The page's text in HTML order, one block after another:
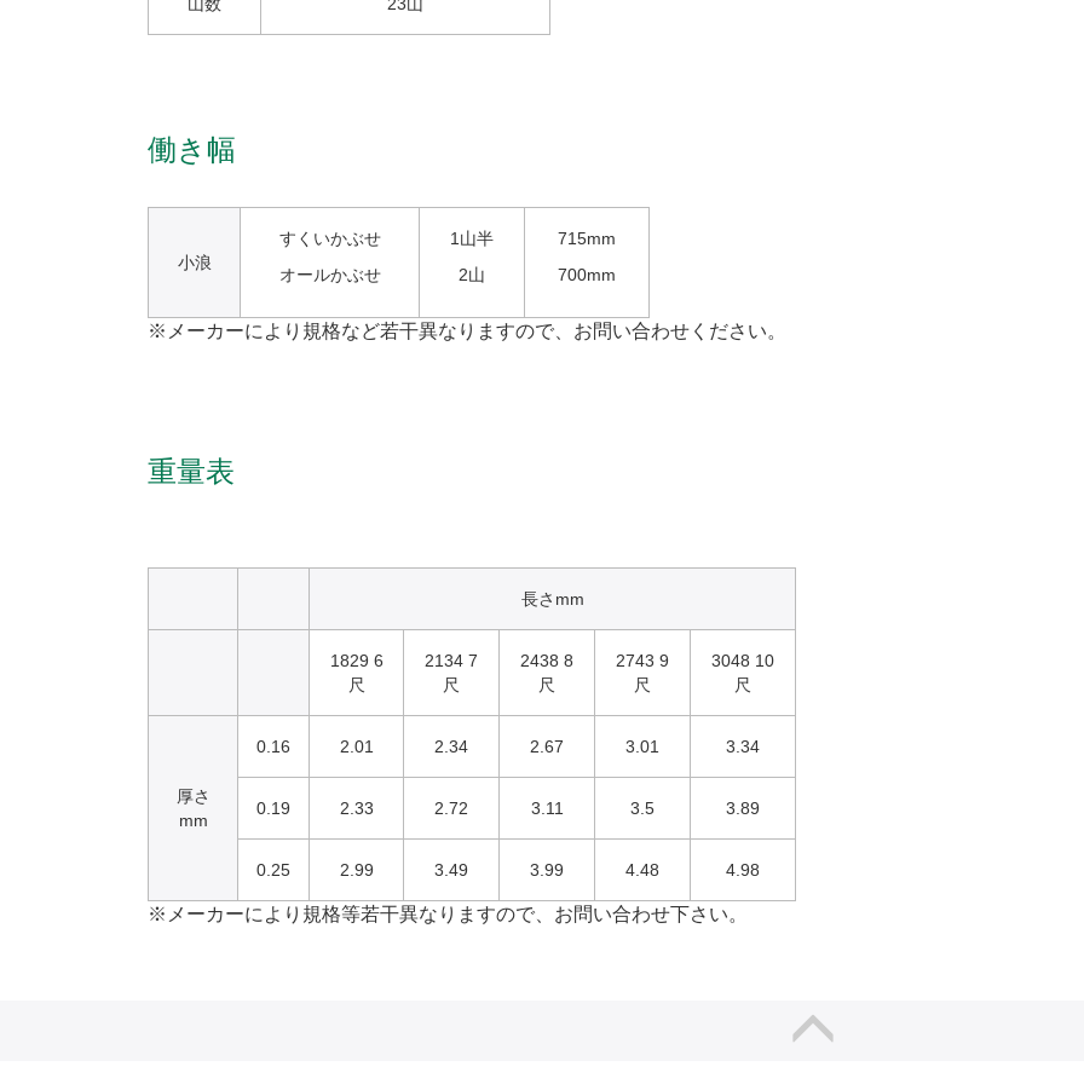
山数 23山
働き幅
小浪
すくいかぶせ
オールかぶせ
1山半
2山
715mm
700mm
※メーカーにより規格など若干異なりますので、お問い合わせください。
重量表
長さmm
1829 6
尺
2134 7
尺
2438 8
尺
2743 9
尺
3048 10
尺
厚さ
mm
0.16 2.01 2.34 2.67 3.01 3.34
0.19 2.33 2.72 3.11 3.5 3.89
0.25 2.99 3.49 3.99 4.48 4.98
※メーカーにより規格等若干異なりますので、お問い合わせ下さい。